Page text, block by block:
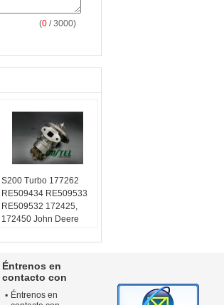
(0 / 3000)
S200 Turbo 177262
RE509434 RE509533
RE509532 172425,
172450 John Deere
el motor 6068H
VSR de Turbo o
máquina del schenck
Garantía:Un año
Éntrenos en
contacto con
Éntrenos en